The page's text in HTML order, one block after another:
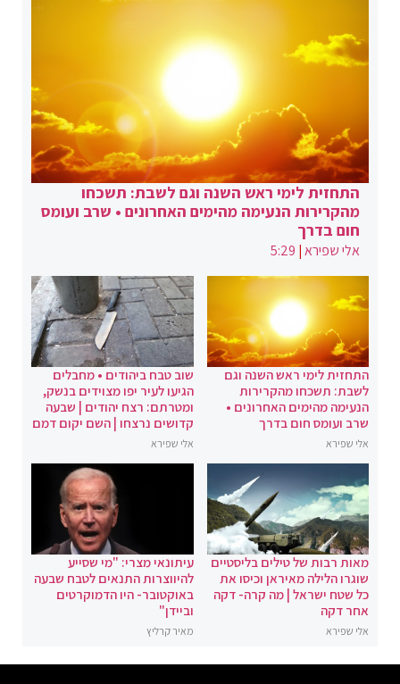
התחזית לימי ראש השנה וגם לשבת: תשכחו
מהקרירות הנעימה מהימים האחרונים • שרב ועומס
חום בדרך
אלי שפירא|
5:29
התחזית לימי ראש השנה וגם
לשבת: תשכחו מהקרירות
הנעימה מהימים האחרונים •
שרב ועומס חום בדרך
אלי שפירא
שוב טבח ביהודים • מחבלים
הגיעו לעיר יפו מצוידים בנשק,
ומטרתם: רצח יהודים | שבעה
קדושים נרצחו | השם יקום דמם
אלי שפירא
מאות רבות של טילים בליסטיים
שוגרו הלילה מאיראן וכיסו את
כל שטח ישראל | מה קרה- דקה
אחר דקה
אלי שפירא
עיתונאי מצרי: "מי שסייע
להיווצרות התנאים לטבח שבעה
באוקטובר- היו הדמוקרטים
וביידן"
מאיר קרליץ